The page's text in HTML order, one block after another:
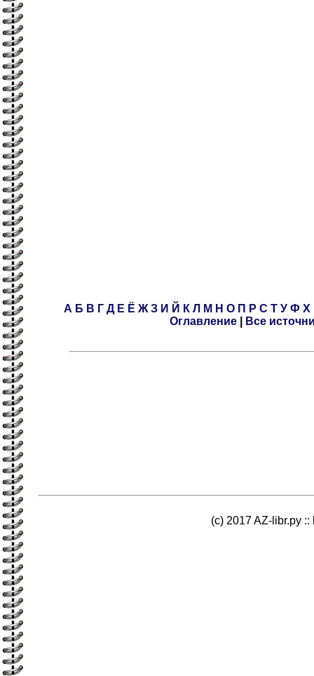
А Б В Г Д Е Ё Ж З И Й К Л М Н О П Р С Т У Ф Х
Оглавление
Все
(c) 2017 AZ-libr.ру ::